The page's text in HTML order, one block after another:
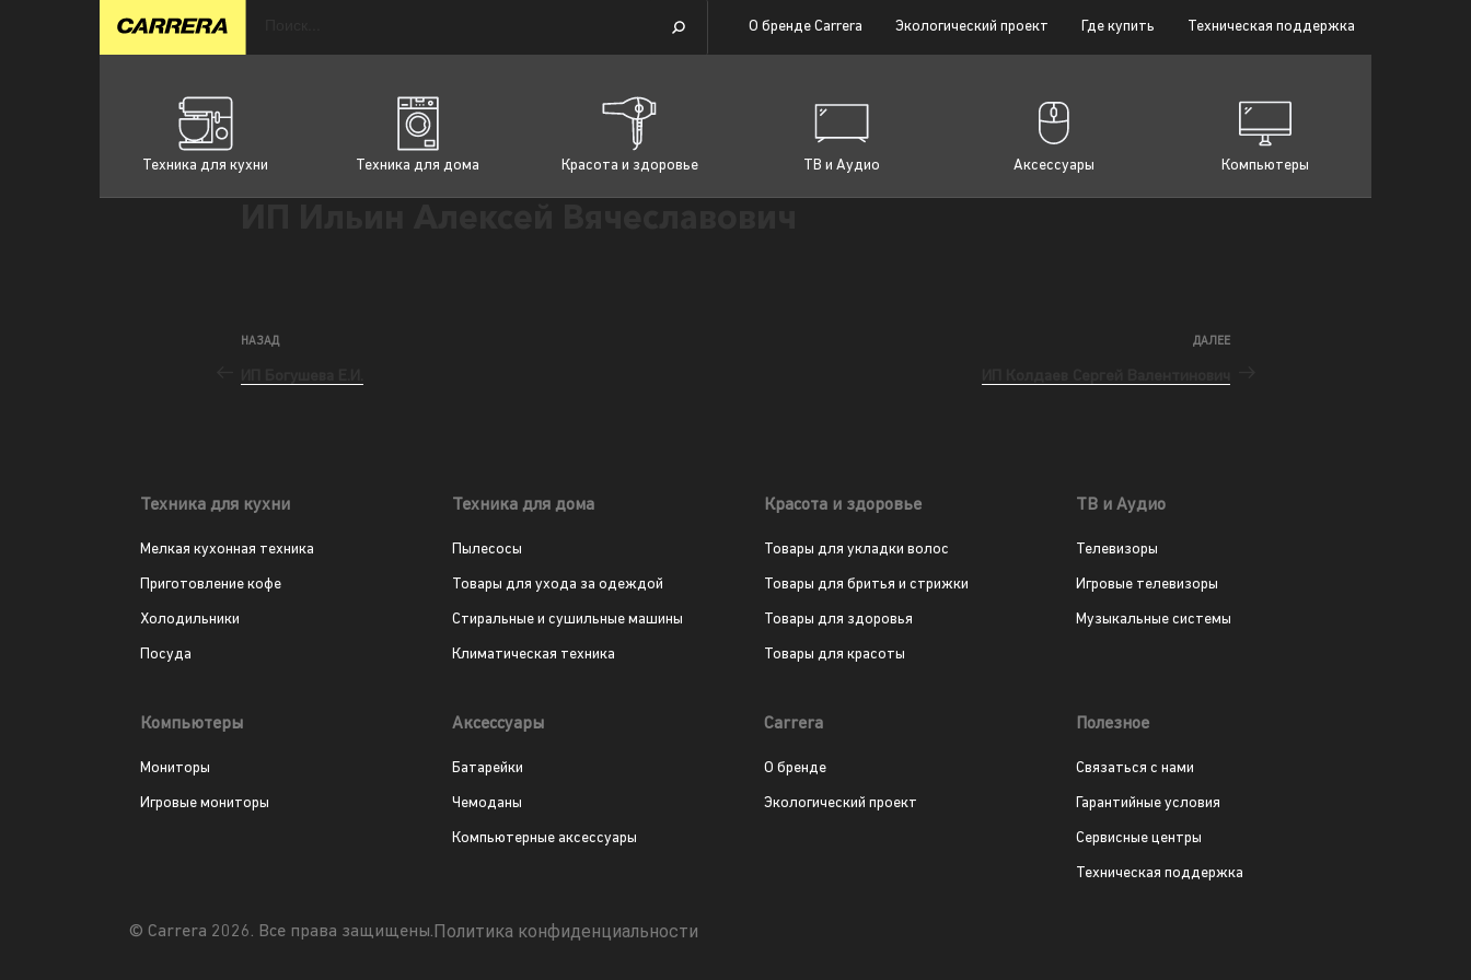
О бренде Carrera Экологический проект Где купить Техническая поддержка
Техника для кухни Техника для дома Красота и здоровье ТВ и Аудио Аксессуары Компьютеры
НАЗАД ДАЛЕЕ
Техника для кухни
Мелкая кухонная техника
Приготовление кофе
Холодильники
Посуда
Техника для дома
Пылесосы
Товары для ухода за одеждой
Стиральные и сушильные машины
Климатическая техника
Красота и здоровье
Товары для укладки волос
Товары для бритья и стрижки
Товары для здоровья
Товары для красоты
ТВ и Аудио
Телевизоры
Игровые телевизоры
Музыкальные системы
Компьютеры
Мониторы
Игровые мониторы
Аксессуары
Батарейки
Чемоданы
Компьютерные аксессуары
Carrera
О бренде
Экологический проект
Полезное
Связаться с нами
Гарантийные условия
Сервисные центры
Техническая поддержка
© Carrera 2026. Все права защищены.Политика конфиденциальности